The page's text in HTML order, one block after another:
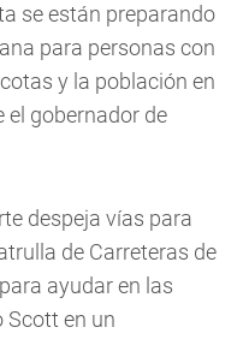
se están preparando
para personas con
y la población en
el gobernador de
despeja vías para
de Carreteras de
ayudar en las
Scott en un